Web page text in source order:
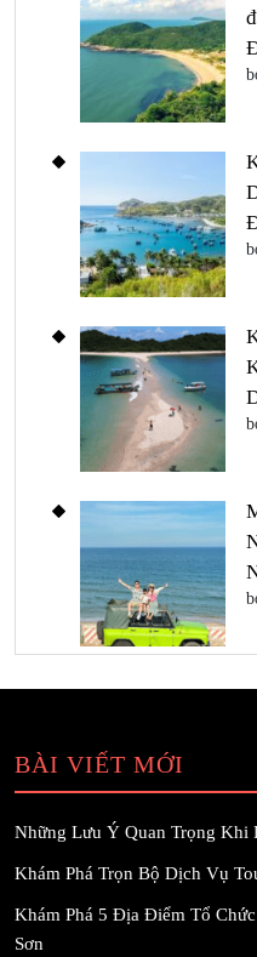
BÀI VIẾT MỚI
Những Lưu Ý Quan Trọng
Khám Phá Trọn Bộ Dịch Vụ
Khám Phá 5 Địa Điểm Tổ
Sơn